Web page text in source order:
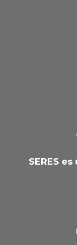
SERES